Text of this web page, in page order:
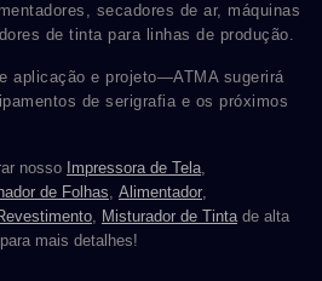
secadores de ar, máquinas
de tinta para linhas de produção.
aplicação e projeto—ATMA sugerirá
de serigrafia e os próximos
nosso Impressora de Tela,
de Folhas, Alimentador,
, Misturador de Tintade alta
para mais detalhes!